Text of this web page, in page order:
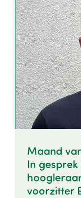
Maand
In
voorzitter